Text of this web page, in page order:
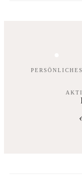
PERSÖNLICHES